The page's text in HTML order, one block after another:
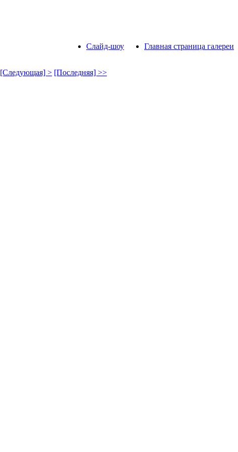
Главная страница галереи
Слайд-шоу
[Следующая] > [Последняя] >>